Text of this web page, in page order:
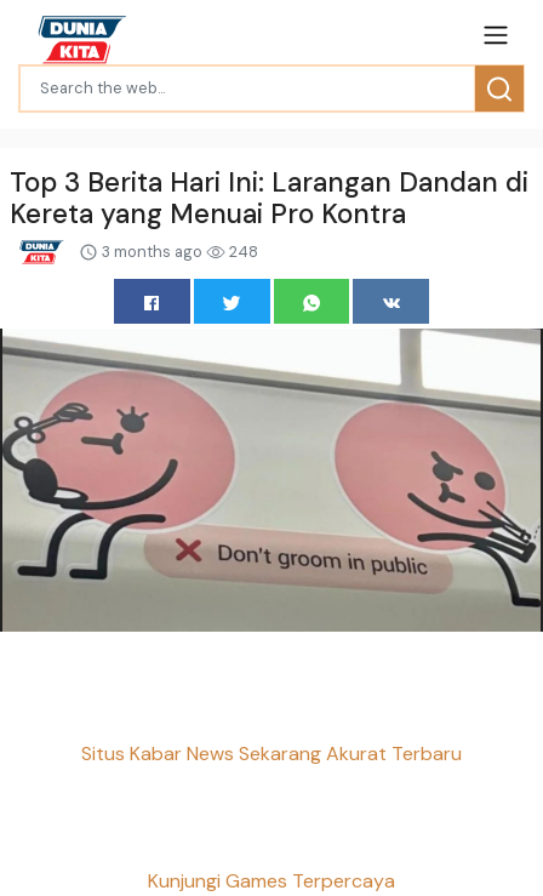
Top 3 Berita Hari Ini: Larangan Dandan di
Kereta yang Menuai Pro Kontra
3 months ago 248
Situs Kabar News Sekarang Akurat Terbaru
Kunjungi Games Terpercaya